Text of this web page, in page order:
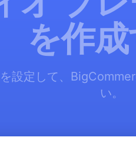
を作
設定して、
い。